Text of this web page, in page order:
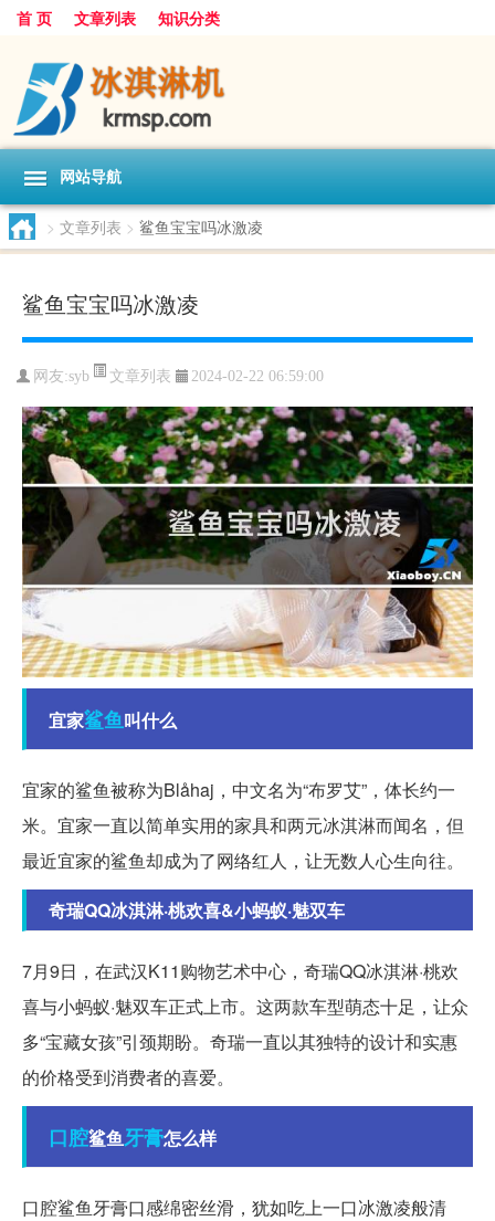
首 页 文章列表 知识分类
网站导航
> 文章列表 > 鲨鱼宝宝吗冰激凌
鲨鱼宝宝吗冰激凌
网友:syb 文章列表 2024-02-22 06:59:00
宜家鲨鱼叫什么
宜家的鲨鱼被称为Blåhaj，中文名为“布罗艾”，体长约一
米。宜家一直以简单实用的家具和两元冰淇淋而闻名，但
最近宜家的鲨鱼却成为了网络红人，让无数人心生向往。
奇瑞QQ冰淇淋·桃欢喜&小蚂蚁·魅双车
7月9日，在武汉K11购物艺术中心，奇瑞QQ冰淇淋·桃欢
喜与小蚂蚁·魅双车正式上市。这两款车型萌态十足，让众
多“宝藏女孩”引颈期盼。奇瑞一直以其独特的设计和实惠
的价格受到消费者的喜爱。
口腔鲨鱼牙膏怎么样
口腔鲨鱼牙膏口感绵密丝滑，犹如吃上一口冰激凌般清